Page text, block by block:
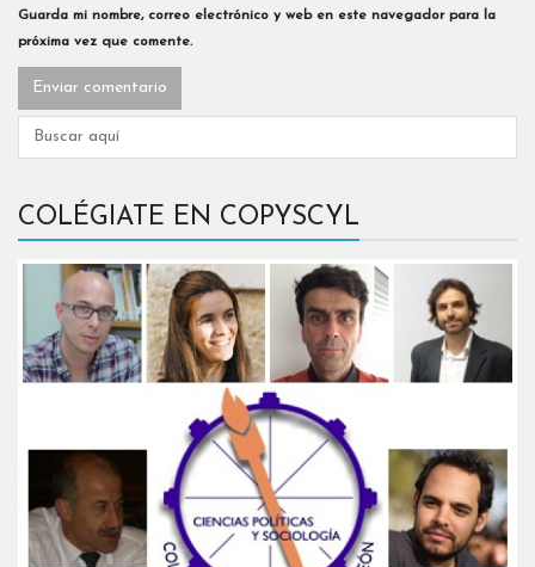
Guarda mi nombre, correo electrónico y web en este navegador para la
próxima vez que comente.
COLÉGIATE EN COPYSCYL